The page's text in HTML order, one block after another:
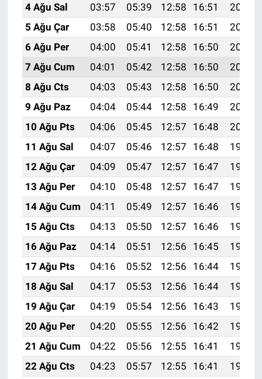
4 Ağu Sal
03:57 05:39 12:58 16:51
20:07
5 Ağu Çar
03:58 05:40 12:58 16:51
20:06
6 Ağu Per
04:00 05:41 12:58 16:50
20:05
7 Ağu Cum
04:01 05:42 12:58 16:50
20:04
8 Ağu Cts
04:03 05:43 12:58 16:50
20:03
9 Ağu Paz
04:04 05:44 12:58 16:49
20:01
10 Ağu Pts
04:06 05:45 12:57 16:48
20:00
11 Ağu Sal
04:07 05:46 12:57 16:48
19:59
12 Ağu Çar
04:09 05:47 12:57 16:47
19:58
13 Ağu Per
04:10 05:48 12:57 16:47
19:56
14 Ağu Cum
04:11 05:49 12:57 16:46
19:55
15 Ağu Cts
04:13 05:50 12:57 16:46
19:53
16 Ağu Paz
04:14 05:51 12:56 16:45
19:52
17 Ağu Pts
04:16 05:52 12:56 16:44
19:51
18 Ağu Sal
04:17 05:53 12:56 16:44
19:49
19 Ağu Çar
04:19 05:54 12:56 16:43
19:48
20 Ağu Per
04:20 05:55 12:56 16:42
19:46
21 Ağu Cum
04:22 05:56 12:55 16:41
19:45
22 Ağu Cts
04:23 05:57 12:55 16:41
19:43